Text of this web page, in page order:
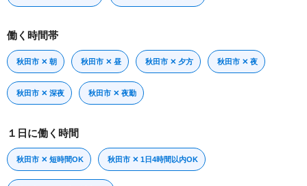
働く時間帯
秋田市 ✕ 朝 秋田市 ✕ 昼 秋田市 ✕ 夕方 秋田市 ✕ 夜
秋田市 ✕ 深夜 秋田市 ✕ 夜勤
１日に働く時間
秋田市 ✕ 短時間OK 秋田市 ✕ 1日4時間以内OK